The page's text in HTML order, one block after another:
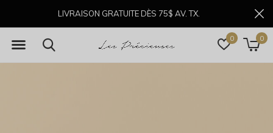
0 0
LIVRAISON GRATUITE DÈS 75$ AV. TX.